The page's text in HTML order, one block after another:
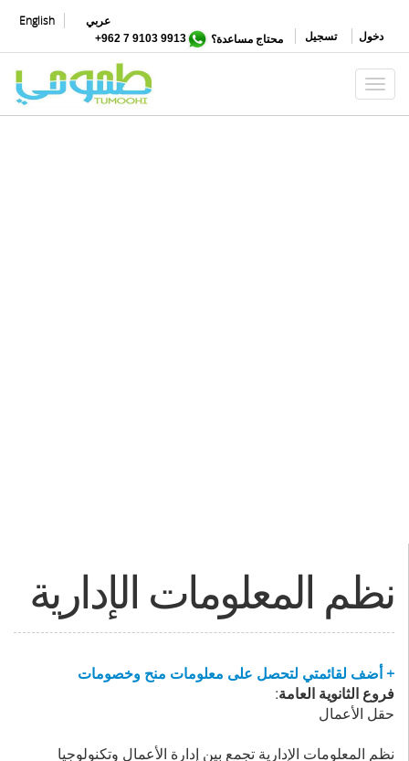
المحتوى
الرئيسي
English
عربي
تسجيل
دخول محتاج مساعدة؟ 9913 9103 7 962+
Toggle navigation
نظم المعلومات الإدارية
+ أضف لقائمتي لتحصل على معلومات منح وخصومات
فروع الثانوية العامة:
حقل الأعمال
نظم المعلومات الإدارية تجمع بين إدارة الأعمال وتكنولوجيا